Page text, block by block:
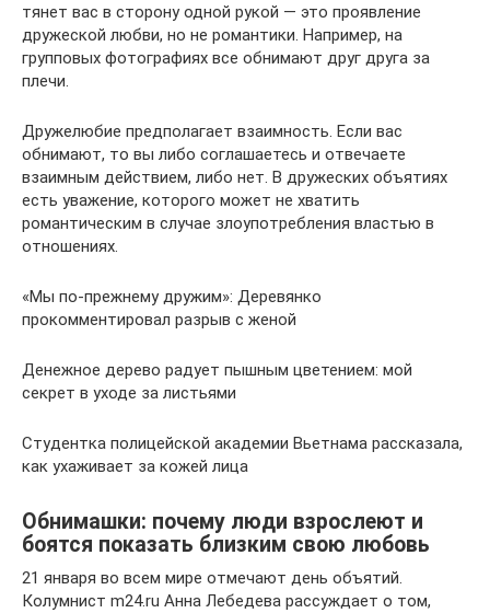
тянет вас в сторону одной рукой — это проявление
дружеской любви, но не романтики. Например, на
групповых фотографиях все обнимают друг друга за
плечи.
Дружелюбие предполагает взаимность. Если вас
обнимают, то вы либо соглашаетесь и отвечаете
взаимным действием, либо нет. В дружеских объятиях
есть уважение, которого может не хватить
романтическим в случае злоупотребления властью в
отношениях.
«Мы по-прежнему дружим»: Деревянко
прокомментировал разрыв с женой
Денежное дерево радует пышным цветением: мой
секрет в уходе за листьями
Студентка полицейской академии Вьетнама рассказала,
как ухаживает за кожей лица
Обнимашки: почему люди взрослеют и
боятся показать близким свою любовь
21 января во всем мире отмечают день объятий.
Колумнист m24.ru Анна Лебедева рассуждает о том,